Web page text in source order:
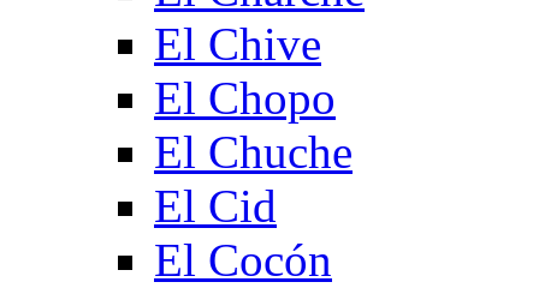
El Chive
El Chopo
El Chuche
El Cid
El Cocón